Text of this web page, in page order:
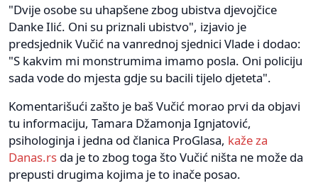
"Dvije osobe su uhapšene zbog ubistva djevojčice
Danke Ilić. Oni su priznali ubistvo", izjavio je
predsjednik Vučić na vanrednoj sjednici Vlade i dodao:
"S kakvim mi monstrumima imamo posla. Oni policiju
sada vode do mjesta gdje su bacili tijelo djeteta".
Komentarišući zašto je baš Vučić morao prvi da objavi
tu informaciju, Tamara Džamonja Ignjatović,
psihologinja i jedna od članica ProGlasa, kaže za
Danas.rs da je to zbog toga što Vučić ništa ne može da
prepusti drugima kojima je to inače posao.